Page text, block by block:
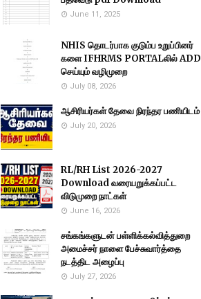
June 11, 2025
NHIS தொடர்பாக குடும்ப உறுப்பினர்
களை IFHRMS PORTALலில் ADD
செய்யும் வழிமுறை
July 08, 2026
ஆசிரியர்கள் தேவை நிரந்தர பணியிடம்
July 20, 2026
RL/RH List 2026-2027
Download வரையறுக்கப்பட்ட
விடுமுறை நாட்கள்
June 16, 2026
சங்கங்களுடன் பள்ளிக்கல்வித்துறை
அமைச்சர் நாளை பேச்சுவார்த்தை
நடத்திட அழைப்பு
July 27, 2026